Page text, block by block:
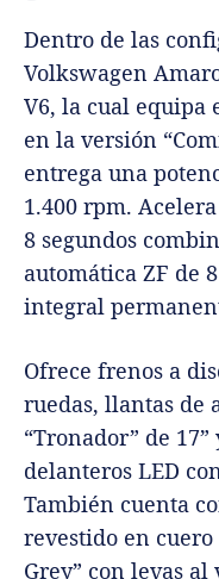
Dentro de las
Volkswagen
V6, la cual equipa
en la versión
entrega una
1.400 rpm.
8 segundos
automática ZF de
integral
Ofrece frenos a
ruedas, llantas de
“Tronador” de
delanteros LED
También cuenta
revestido en
Grey” con levas